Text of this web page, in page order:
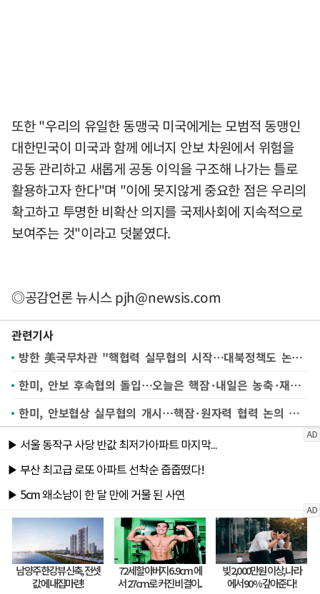
또한 "우리의 유일한 동맹국 미국에게는 모범적 동맹인
대한민국이 미국과 함께 에너지 안보 차원에서 위험을
공동 관리하고 새롭게 공동 이익을 구조해 나가는 틀로
활용하고자 한다"며 "이에 못지않게 중요한 점은 우리의
확고하고 투명한 비확산 의지를 국제사회에 지속적으로
보여주는 것"이라고 덧붙였다.
◎공감언론 뉴시스pjh@newsis.com
관련기사
방한 美국무차관 "핵협력 실무협의 시작…대북정책도 논의"(종합)
한미, 안보 후속협의 돌입…오늘은 핵잠·내일은 농축·재처리 논의(종합)
한미, 안보협상 실무협의 개시…핵잠·원자력 협력 논의 첫발